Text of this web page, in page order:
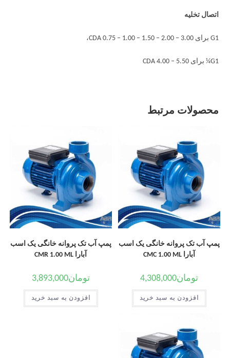
اتصال تخلیه
G1 برای CDA 0.75 – 1.00 – 1.50 – 2.00 – 3.00،
G1¼ برای CDA 4.00 – 5.50
محصولات مرتبط
پمپ آب تک پروانه خانگی یک اسب
آبارا CMC 1.00 ML
تومان4,308,000
افزودن به سبد خرید
پمپ آب تک پروانه خانگی یک اسب
آبارا CMR 1.00 ML
تومان3,893,000
افزودن به سبد خرید